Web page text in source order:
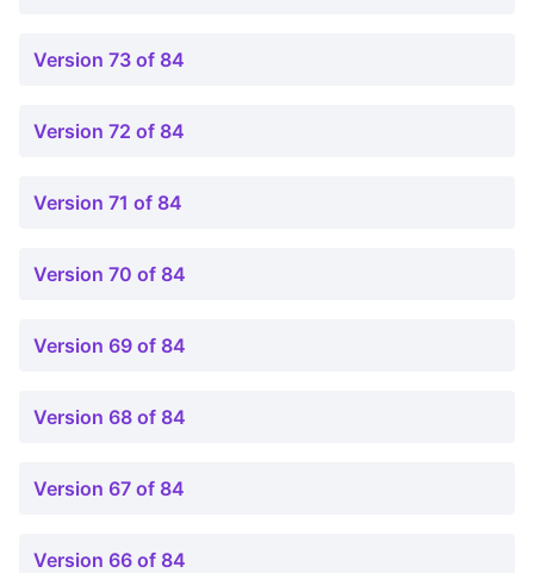
Version 73 of 84
Version 72 of 84
Version 71 of 84
Version 70 of 84
Version 69 of 84
Version 68 of 84
Version 67 of 84
Version 66 of 84